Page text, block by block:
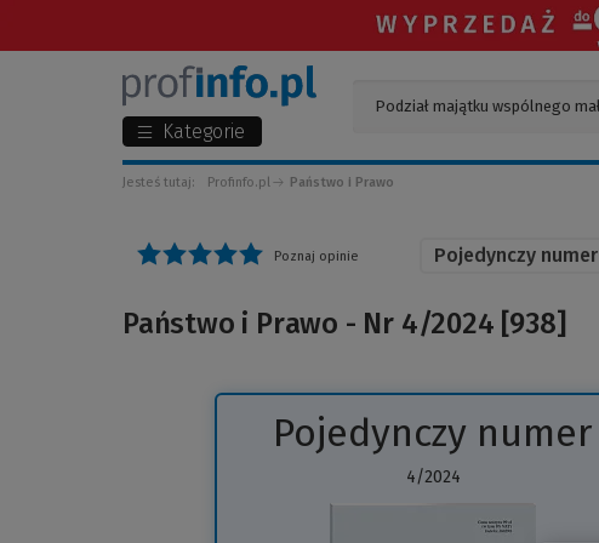
Kategorie
Jesteś tutaj: Profinfo.pl Państwo i Prawo
Poznaj opinie Pojedynczy numer
Państwo i Prawo - Nr 4/2024 [938]
Pojedynczy numer
4/2024